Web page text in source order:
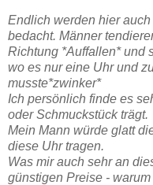
Endlich werden hier
bedacht. Männer
Richtung *Auffallen* und
wo es nur eine Uhr und
musste*zwinker*
Ich persönlich finde es
oder Schmuckstück trägt.
Mein Mann würde glatt
diese Uhr tragen.
Was mir auch sehr an
günstigen Preise -